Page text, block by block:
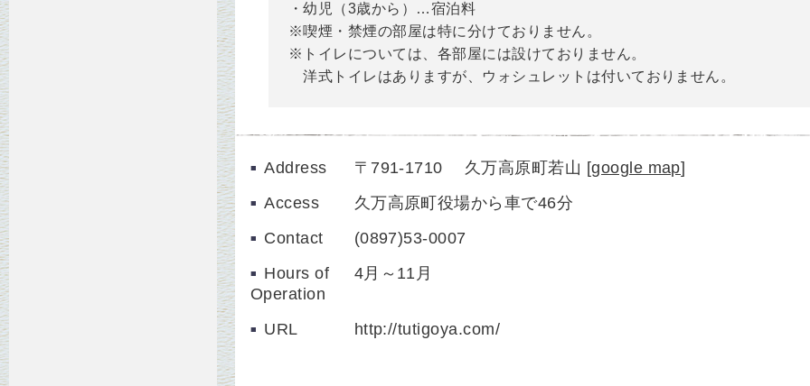
・幼児（3歳から）…宿泊料
※喫煙・禁煙の部屋は特に分けておりません。
※トイレについては、各部屋には設けておりません。
洋式トイレはありますが、ウォシュレットは付いておりません。
Address 〒791-1710 久万高原町若山 [google map]
Access
久万高原町役場から車で46分
Contact
(0897)53-0007
Hours of
Operation
4月～11月
URL http://tutigoya.com/